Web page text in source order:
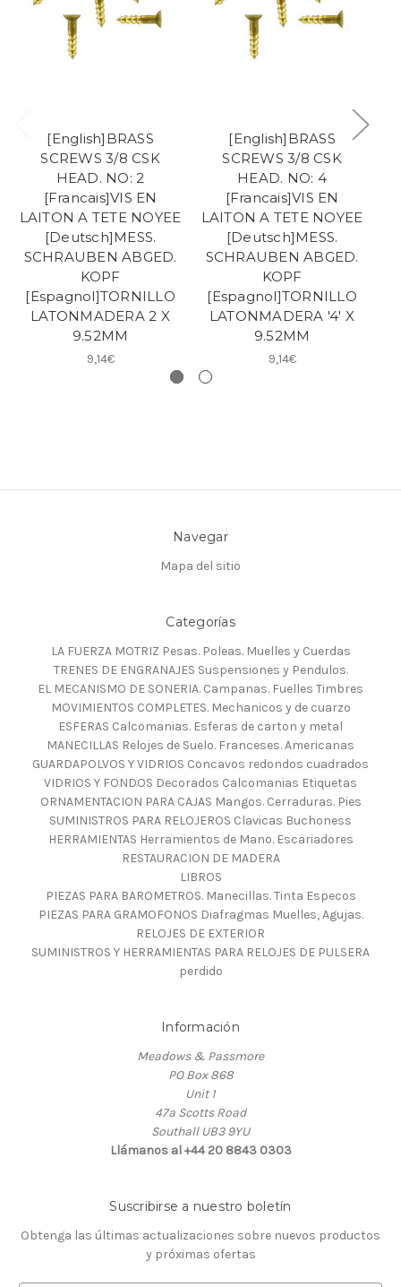
[English]BRASS
SCREWS 3/8 CSK
HEAD. NO: 2
[Francais]VIS EN
LAITON A TETE NOYEE
[Deutsch]MESS.
SCHRAUBEN ABGED.
KOPF
[Espagnol]TORNILLO
LATONMADERA 2 X
9.52MM
9,14€
[English]BRASS
SCREWS 3/8 CSK
HEAD. NO: 4
[Francais]VIS EN
LAITON A TETE NOYEE
[Deutsch]MESS.
SCHRAUBEN ABGED.
KOPF
[Espagnol]TORNILLO
LATONMADERA '4' X
9.52MM
9,14€
Navegar
Mapa del sitio
Categorías
LA FUERZA MOTRIZ Pesas. Poleas. Muelles y Cuerdas
TRENES DE ENGRANAJES Suspensiones y Pendulos.
EL MECANISMO DE SONERIA. Campanas. Fuelles Timbres
MOVIMIENTOS COMPLETES. Mechanicos y de cuarzo
ESFERAS Calcomanias. Esferas de carton y metal
MANECILLAS Relojes de Suelo. Franceses. Americanas
GUARDAPOLVOS Y VIDRIOS Concavos redondos cuadrados
VIDRIOS Y FONDOS Decorados Calcomanias Etiquetas
ORNAMENTACION PARA CAJAS Mangos. Cerraduras. Pies
SUMINISTROS PARA RELOJEROS Clavicas Buchoness
HERRAMIENTAS Herramientos de Mano. Escariadores
RESTAURACION DE MADERA
LIBROS
PIEZAS PARA BAROMETROS. Manecillas. Tinta Especos
PIEZAS PARA GRAMOFONOS Diafragmas Muelles, Agujas.
RELOJES DE EXTERIOR
SUMINISTROS Y HERRAMIENTAS PARA RELOJES DE PULSERA
perdido
Información
Meadows & Passmore
PO Box 868
Unit 1
47a Scotts Road
Southall UB3 9YU
Llámanos al +44 20 8843 0303
Suscribirse a nuestro boletín
Obtenga las últimas actualizaciones sobre nuevos productos
y próximas ofertas